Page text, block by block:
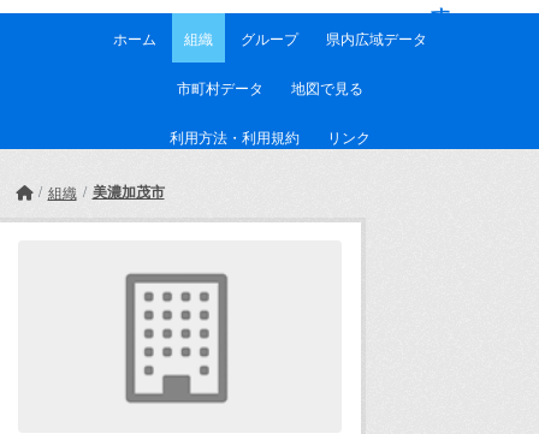
す
ホーム 組織 グループ 県内広域データ
市町村データ 地図で見る
利用方法・利用規約 リンク
組織 美濃加茂市